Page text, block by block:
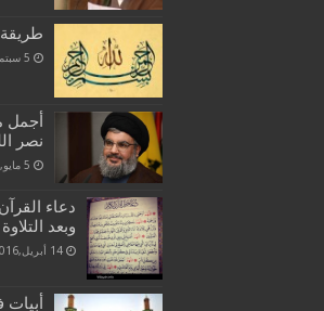
5 سبتمبر,2017
أجمل
نصر
5 مايو,2017
دعاء
وبعد التلاوة
14 أبريل,2016
أبيات